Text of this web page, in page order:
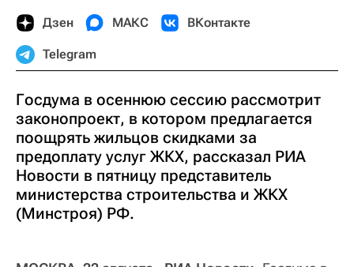
Дзен МАКС ВКонтакте
Telegram
Госдума в осеннюю сессию рассмотрит
законопроект, в котором предлагается
поощрять жильцов скидками за
предоплату услуг ЖКХ, рассказал РИА
Новости в пятницу представитель
министерства строительства и ЖКХ
(Минстроя) РФ.